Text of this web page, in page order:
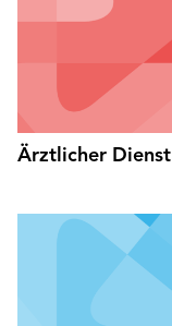
Ärztlicher Dienst